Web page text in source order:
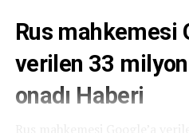
Rus mahkemesi
verilen 33 milyon
onadı Haberi